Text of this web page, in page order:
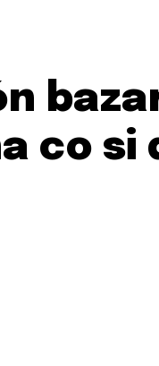
co si